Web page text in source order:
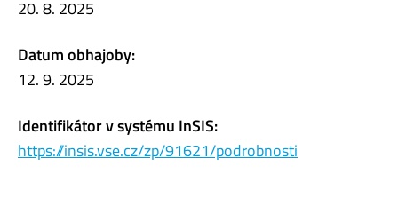
20. 8. 2025
Datum obhajoby:
12. 9. 2025
Identifikátor v systému InSIS:
https://insis.vse.cz/zp/91621/podrobnosti